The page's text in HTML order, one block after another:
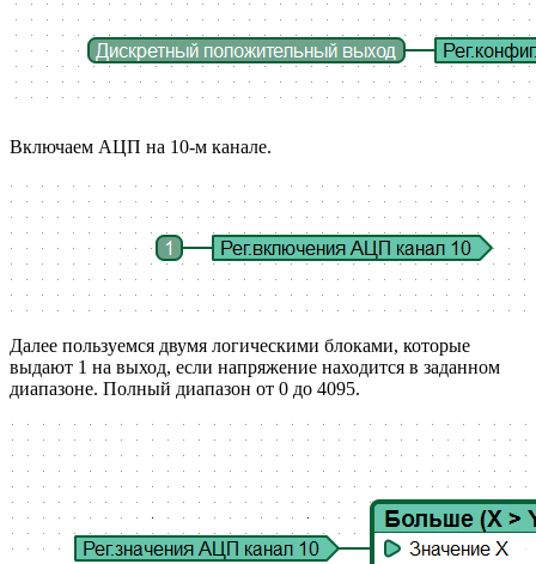
Включаем АЦП на 10-м канале.
Далее пользуемся двумя логическими блоками, которые
выдают 1 на выход, если напряжение находится в заданном
диапазоне. Полный диапазон от 0 до 4095.